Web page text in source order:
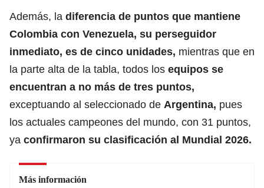
Además, la diferencia de puntos que mantiene
Colombia con Venezuela, su perseguidor
inmediato, es de cinco unidades, mientras que en
la parte alta de la tabla, todos los equipos se
encuentran a no más de tres puntos,
exceptuando al seleccionado de Argentina, pues
los actuales campeones del mundo, con 31 puntos,
ya confirmaron su clasificación al Mundial 2026.
Más información